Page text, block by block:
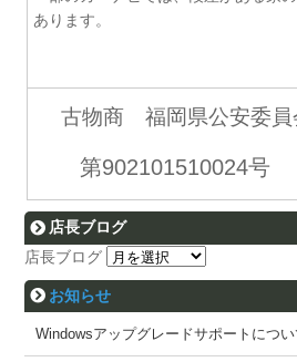
あります。
古物商 福岡県公安委員
第902101510024号
店長ブログ
店長ブログ
お知らせ
Windowsアップグレードサポートについ